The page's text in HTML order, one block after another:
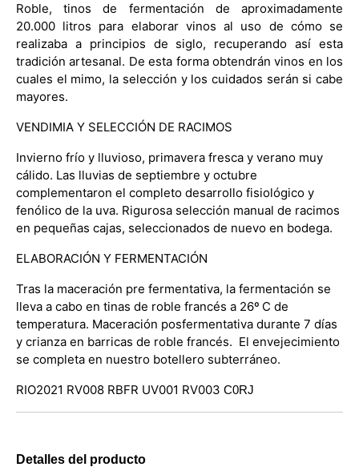
Roble, tinos de fermentación de aproximadamente
20.000 litros para elaborar vinos al uso de cómo se
realizaba a principios de siglo, recuperando así esta
tradición artesanal. De esta forma obtendrán vinos en los
cuales el mimo, la selección y los cuidados serán si cabe
mayores.
VENDIMIA Y SELECCIÓN DE RACIMOS
Invierno frío y lluvioso, primavera fresca y verano muy
cálido. Las lluvias de septiembre y octubre
complementaron el completo desarrollo fisiológico y
fenólico de la uva. Rigurosa selección manual de racimos
en pequeñas cajas, seleccionados de nuevo en bodega.
ELABORACIÓN Y FERMENTACIÓN
Tras la maceración pre fermentativa, la fermentación se
lleva a cabo en tinas de roble francés a 26º C de
temperatura. Maceración posfermentativa durante 7 días
y crianza en barricas de roble francés. El envejecimiento
se completa en nuestro botellero subterráneo.
RIO2021 RV008 RBFR UV001 RV003 C0RJ
Detalles del producto